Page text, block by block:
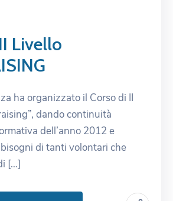
Livello
ha organizzato il Corso di II
dando continuità
dell’anno 2012 e
di tanti volontari che
[…]